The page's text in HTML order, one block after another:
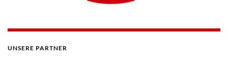
UNSERE PARTNER